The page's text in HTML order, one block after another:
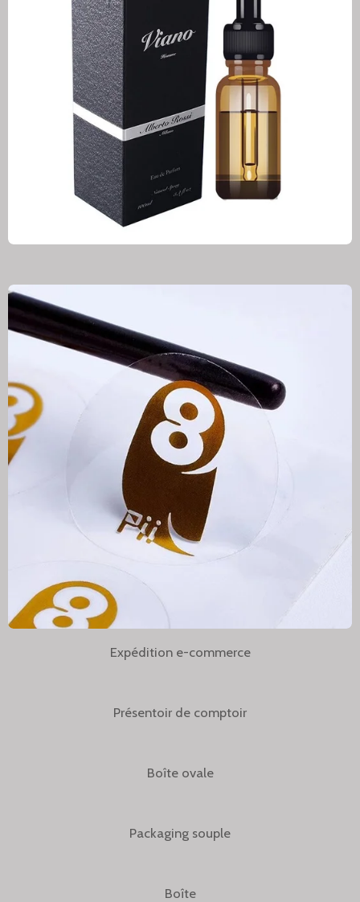
Expédition e-commerce
Présentoir de comptoir
Boîte ovale
Packaging souple
Boîte